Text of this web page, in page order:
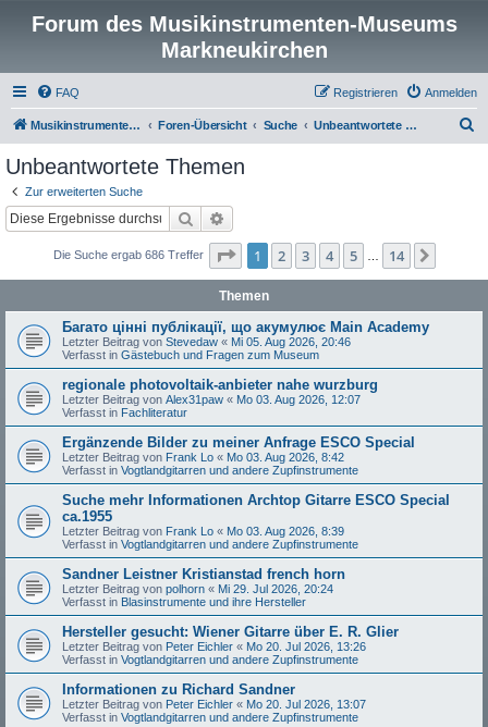
Forum des Musikinstrumenten-Museums
Markneukirchen
FAQ Anmelden
Registrieren
Musikinstrumenten-Museum Foren-Übersicht Suche Unbeantwortete Themen
Unbeantwortete Themen
Zur erweiterten Suche
Suche
Die Suche ergab 686 Treffer Seite 1von 14
1 2 3 4 5 14
Themen
Багато цінні публікації, що акумулює Main Academy
Letzter Beitrag von Stevedaw « Mi 05. Aug 2026, 20:46
Verfasst in Gästebuch und Fragen zum Museum
regionale photovoltaik-anbieter nahe wurzburg
Letzter Beitrag von Alex31paw « Mo 03. Aug 2026, 12:07
Verfasst in Fachliteratur
Ergänzende Bilder zu meiner Anfrage ESCO Special
Letzter Beitrag von Frank Lo « Mo 03. Aug 2026, 8:42
Verfasst in Vogtlandgitarren und andere Zupfinstrumente
Suche mehr Informationen Archtop Gitarre ESCO Special
ca.1955
Letzter Beitrag von Frank Lo « Mo 03. Aug 2026, 8:39
Verfasst in Vogtlandgitarren und andere Zupfinstrumente
Sandner Leistner Kristianstad french horn
Letzter Beitrag von polhorn « Mi 29. Jul 2026, 20:24
Verfasst in Blasinstrumente und ihre Hersteller
Hersteller gesucht: Wiener Gitarre über E. R. Glier
Letzter Beitrag von Peter Eichler « Mo 20. Jul 2026, 13:26
Verfasst in Vogtlandgitarren und andere Zupfinstrumente
Informationen zu Richard Sandner
Letzter Beitrag von Peter Eichler « Mo 20. Jul 2026, 13:07
Verfasst in Vogtlandgitarren und andere Zupfinstrumente